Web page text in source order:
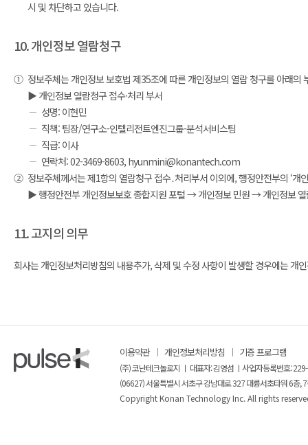
시 및 차단하고 있습니다.
10. 개인정보 열람청구
① 정보주체는 개인정보 보호법 제35조에 따른 개인정보의 열람 청구를 아래
▶ 개인정보 열람청구 접수·처리 부서
성명: 이현민
직책: 팀장/연구소-인텔리전트엔진그룹-분석서비스팀
직급: 이사
연락처: 02-3469-8603, hyunmini@konantech.com
② 정보주체께서는 제1항의 열람청구 접수․처리부서 이외에, 행정안전부의 ‘
▶ 행정안전부 개인정보보호 종합지원 포털 → 개인정보 민원 → 개인정보 열
11. 고지의 의무
회사는 개인정보처리방침의 내용추가, 삭제 및 수정 사항이 발생할 경우에는 개
이용약관 개인정보처리방침 기증 프로그램
(주) 코난테크놀로지 ㅣ 대표자: 김영섬 ㅣ사업자등록번호:
(06627) 서울특별시 서초구 강남대로 327 대륭서초타워 6층,
Copyright Konan Technology Inc. All rights